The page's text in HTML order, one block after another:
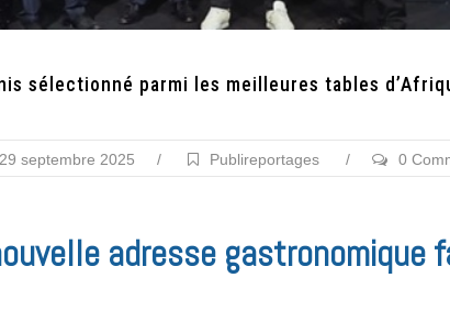
sélectionné parmi les meilleures tables
29 septembre 2025 / Publireportages / 0
adresse gastronomique